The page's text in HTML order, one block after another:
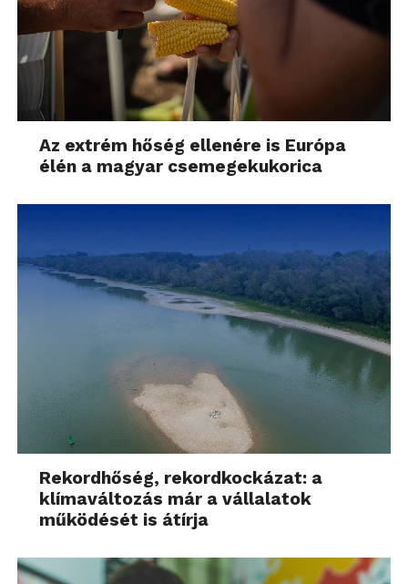
Az extrém hőség ellenére is Európa
élén a magyar csemegekukorica
Rekordhőség, rekordkockázat: a
klímaváltozás már a vállalatok
működését is átírja